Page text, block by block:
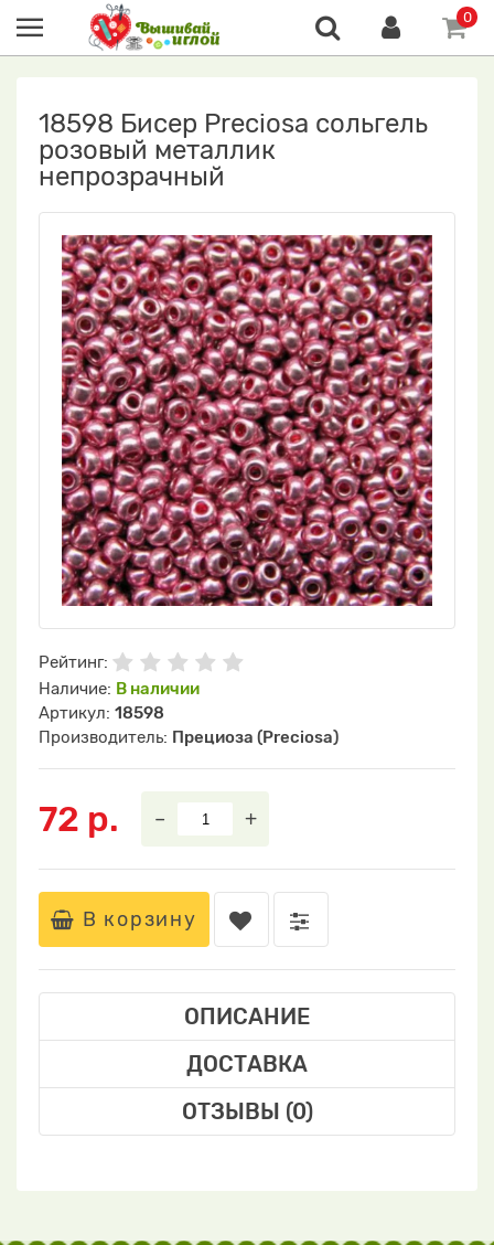
0
18598 Бисер Preciosa сольгель
розовый металлик
непрозрачный
Рейтинг:
Наличие: В наличии
Артикул: 18598
Производитель: Прециоза (Preciosa)
72 р. – +
В корзину
ОПИСАНИЕ
ДОСТАВКА
ОТЗЫВЫ (0)